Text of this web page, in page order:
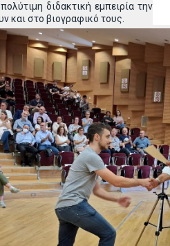
διδακτική εμπειρία την
και στο βιογραφικό τους.